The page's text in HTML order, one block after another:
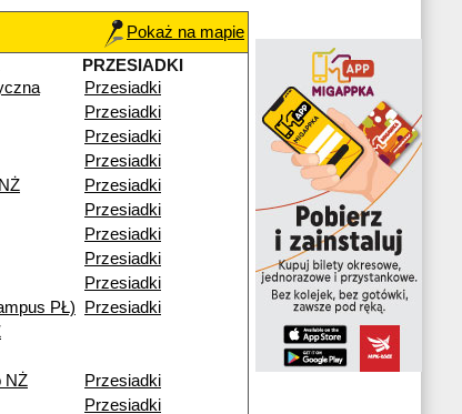
Pokaż na mapie
PRZESIADKI
Przesiadki
Przesiadki
Przesiadki
Przesiadki
Przesiadki
Przesiadki
Przesiadki
Przesiadki
Przesiadki
PŁ)
Przesiadki
NŻ
Przesiadki
Przesiadki